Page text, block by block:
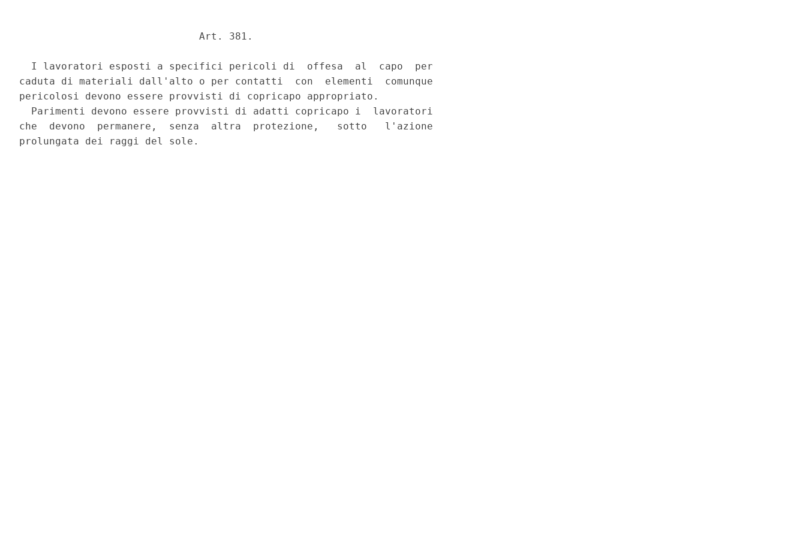
                              Art. 381.
  I lavoratori esposti a specifici pericoli di  offesa  al  capo  per
caduta di materiali dall'alto o per contatti  con  elementi  comunque
pericolosi devono essere provvisti di copricapo appropriato.
  Parimenti devono essere provvisti di adatti copricapo i  lavoratori
che  devono  permanere,  senza  altra  protezione,   sotto   l'azione